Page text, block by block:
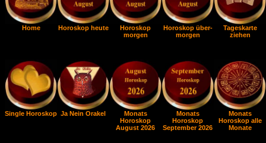
Home Horoskop heute
Horoskop
morgen
Horoskop über-
morgen
Tageskarte
ziehen
Single Horoskop Ja Nein Orakel
Monats
Horoskop
August 2026
Monats
Horoskop
September 2026
Monats
Horoskop alle
Monate